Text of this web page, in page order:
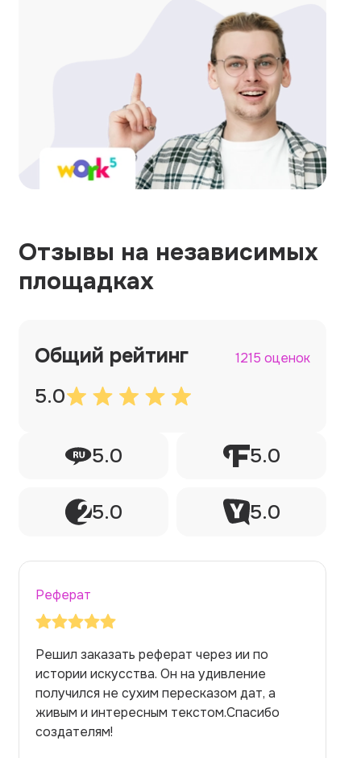
Отзывы на независимых
площадках
Общий рейтинг 1215 оценок
5.0
5.0 5.0
5.0 5.0
Реферат
Решил заказать реферат через ии по
истории искусства. Он на удивление
получился не сухим пересказом дат, а
живым и интересным текстом.Спасибо
создателям!